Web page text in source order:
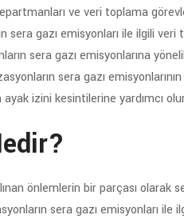
ve veri toplama
sera gazı emisyonları ile ilgili
sera gazı emisyonlarına
sera gazı
izini kesintilerine yardımcı
önlemlerin bir parçası olarak
sera gazı emisyonları ile